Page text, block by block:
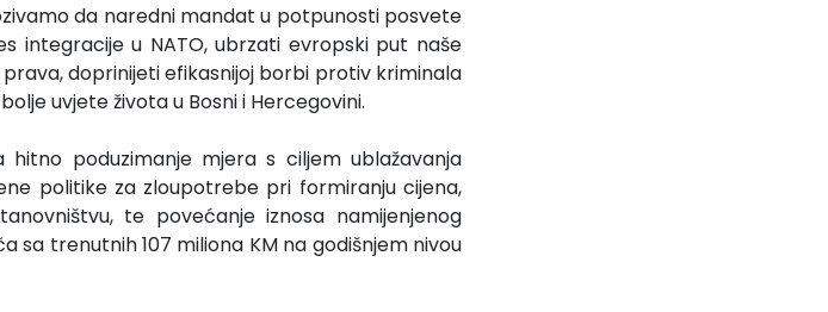
da naredni mandat u potpunosti posvete
integracije u NATO, ubrzati evropski put naše
doprinijeti efikasnijoj borbi protiv kriminala
uvjete života u Bosni i Hercegovini.
hitno poduzimanje mjera s ciljem ublažavanja
politike za zloupotrebe pri formiranju cijena,
te povećanje iznosa namijenjenog
sa trenutnih 107 miliona KM na godišnjem nivou